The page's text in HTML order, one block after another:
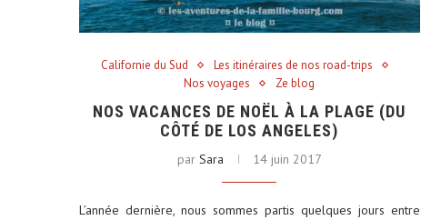
Californie du Sud
Les itinéraires de nos road-trips
Nos voyages
Ze blog
NOS VACANCES DE NOËL À LA PLAGE (DU
CÔTÉ DE LOS ANGELES)
par Sara 14 juin 2017
L’année dernière, nous sommes partis quelques jours entre